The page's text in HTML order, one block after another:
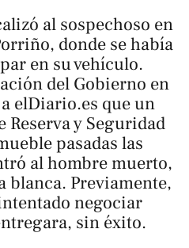
al sospechoso en
donde se había
en su vehículo.
del Gobierno en
elDiario.es que un
Reserva y Seguridad
pasadas las
al hombre muerto,
blanca. Previamente,
negociar
sin éxito.